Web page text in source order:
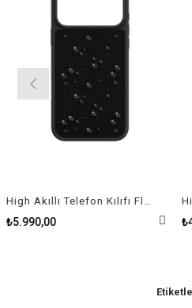
High Akıllı Telefon Kılıfı Flat Back kristaller, iPhone® 17 Pro Max, Siyah
₺5.990,00